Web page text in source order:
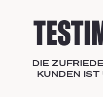
DIE
KUNDEN IST